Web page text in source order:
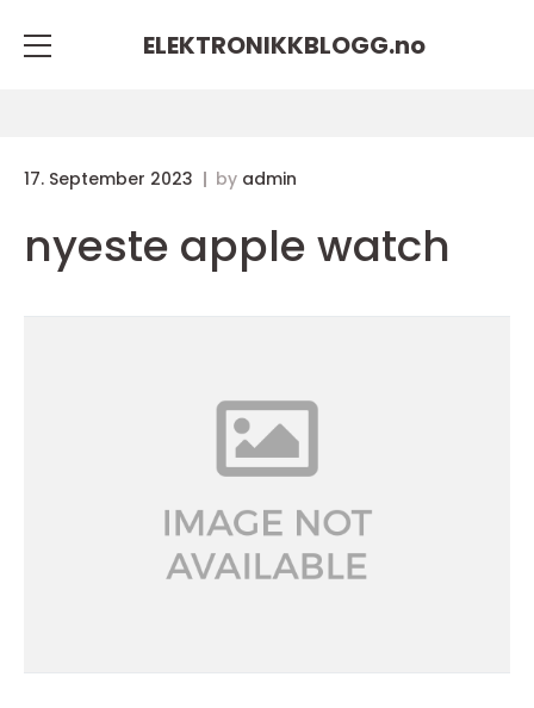
ELEKTRONIKKBLOGG.no
17. September 2023 by admin
nyeste apple watch